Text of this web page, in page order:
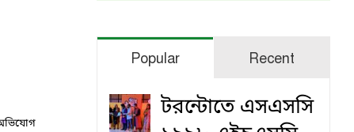
Popular Recent
টরন্টোতে এসএসসি